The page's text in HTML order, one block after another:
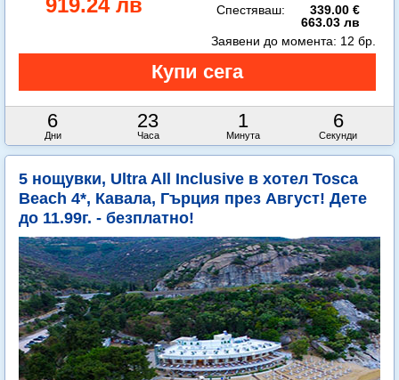
919.24 лв Спестяваш:
339.00 €
663.03 лв
6
Дни
23
Часа
1
Минута
4
Секунди
Заявени до момента: 12 бр.
5 нощувки, Ultra All Inclusive в хотел Tosca
Beach 4*, Кавала, Гърция през Август! Дете
до 11.99г. - безплатно!